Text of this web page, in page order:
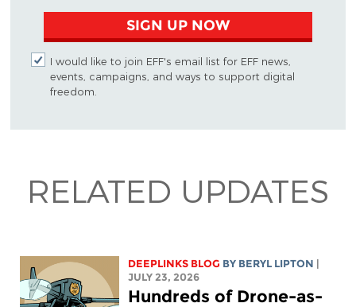
SIGN UP NOW
I would like to join EFF's email list for EFF news,
events, campaigns, and ways to support digital
freedom.
RELATED UPDATES
DEEPLINKS BLOG BY BERYL LIPTON |
JULY 23, 2026
Hundreds of Drone-as-